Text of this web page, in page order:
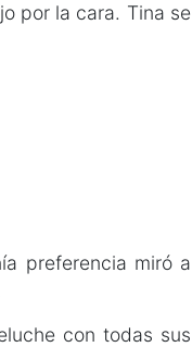
por la cara. Tina se
preferencia miró a
con todas sus